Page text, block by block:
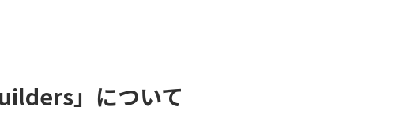
」について